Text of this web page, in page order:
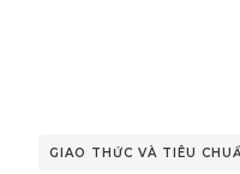
GIAO THỨC VÀ TIÊU